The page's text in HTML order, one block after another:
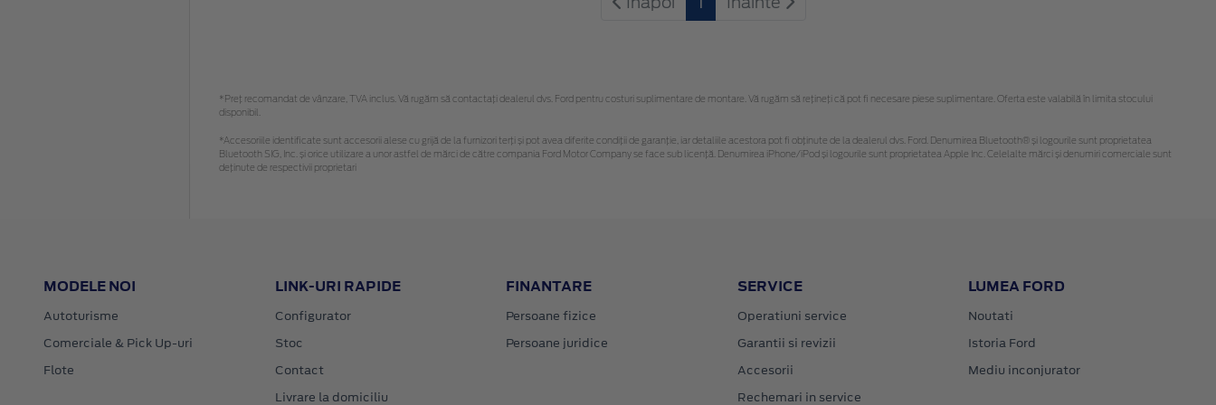
*Preţ recomandat de vânzare, TVA inclus. Vă rugăm să contactaţi dealerul dvs. Ford pentru costuri suplimentare de montare. Vă rugăm să rețineți că pot fi necesare piese suplimentare. Oferta este valabilă în limita stocului
disponibil.
*Accesoriile identificate sunt accesorii alese cu grijă de la furnizori terți și pot avea diferite condiții de garanție, iar detaliile acestora pot fi obținute de la dealerul dvs. Ford. Denumirea Bluetooth® și logourile sunt proprietatea
Bluetooth SIG, Inc. și orice utilizare a unor astfel de mărci de către compania Ford Motor Company se face sub licență. Denumirea iPhone/iPod și logourile sunt proprietatea Apple Inc. Celelalte mărci și denumiri comerciale sunt
deținute de respectivii proprietari
MODELE NOI
Autoturisme
Comerciale & Pick Up-uri
Flote
LINK-URI RAPIDE
Configurator
Stoc
Contact
Livrare la domiciliu
FINANTARE
Persoane fizice
Persoane juridice
SERVICE
Operatiuni service
Garantii si revizii
Accesorii
Rechemari in service
LUMEA FORD
Noutati
Istoria Ford
Mediu inconjurator